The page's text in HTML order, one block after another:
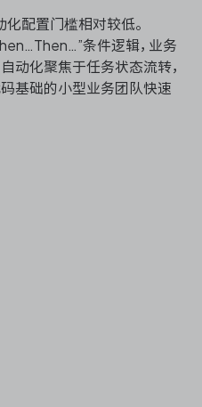
配置门槛相对较低。
条件逻辑，业务
动化聚焦于任务状态流转，
基础的小型业务团队快速